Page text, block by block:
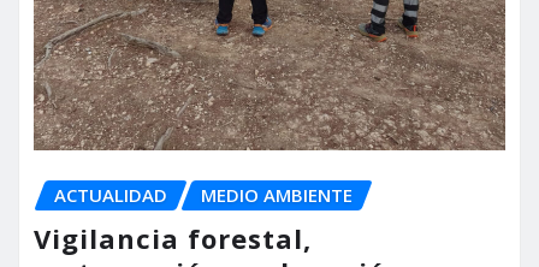
ACTUALIDAD MEDIO AMBIENTE
Vigilancia forestal,